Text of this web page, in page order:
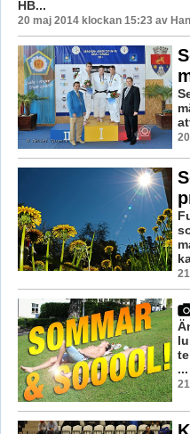
HB...
20 maj 2014 klockan 15:23 av
...